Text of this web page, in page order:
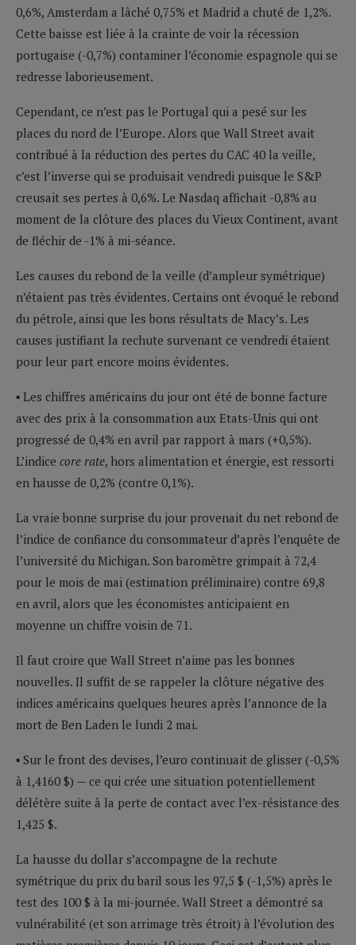
0,6%, Amsterdam a lâché 0,75% et Madrid a chuté de 1,2%.
Cette baisse est liée à la crainte de voir la récession
portugaise (-0,7%) contaminer l’économie espagnole qui se
redresse laborieusement.
Cependant, ce n’est pas le Portugal qui a pesé sur les
places du nord de l’Europe. Alors que Wall Street avait
contribué à la réduction des pertes du CAC 40 la veille,
c’est l’inverse qui se produisait vendredi puisque le S&P
creusait ses pertes à 0,6%. Le Nasdaq affichait -0,8% au
moment de la clôture des places du Vieux Continent, avant
de fléchir de -1% à mi-séance.
Les causes du rebond de la veille (d’ampleur symétrique)
n’étaient pas très évidentes. Certains ont évoqué le rebond
du pétrole, ainsi que les bons résultats de Macy’s. Les
causes justifiant la rechute survenant ce vendredi étaient
pour leur part encore moins évidentes.
▪ Les chiffres américains du jour ont été de bonne facture
avec des prix à la consommation aux Etats-Unis qui ont
progressé de 0,4% en avril par rapport à mars (+0,5%).
L’indice core rate, hors alimentation et énergie, est ressorti
en hausse de 0,2% (contre 0,1%).
La vraie bonne surprise du jour provenait du net rebond de
l’indice de confiance du consommateur d’après l’enquête de
l’université du Michigan. Son baromètre grimpait à 72,4
pour le mois de mai (estimation préliminaire) contre 69,8
en avril, alors que les économistes anticipaient en
moyenne un chiffre voisin de 71.
Il faut croire que Wall Street n’aime pas les bonnes
nouvelles. Il suffit de se rappeler la clôture négative des
indices américains quelques heures après l’annonce de la
mort de Ben Laden le lundi 2 mai.
▪ Sur le front des devises, l’euro continuait de glisser (-0,5%
à 1,4160 $) — ce qui crée une situation potentiellement
délétère suite à la perte de contact avec l’ex-résistance des
1,425 $.
La hausse du dollar s’accompagne de la rechute
symétrique du prix du baril sous les 97,5 $ (-1,5%) après le
test des 100 $ à la mi-journée. Wall Street a démontré sa
vulnérabilité (et son arrimage très étroit) à l’évolution des